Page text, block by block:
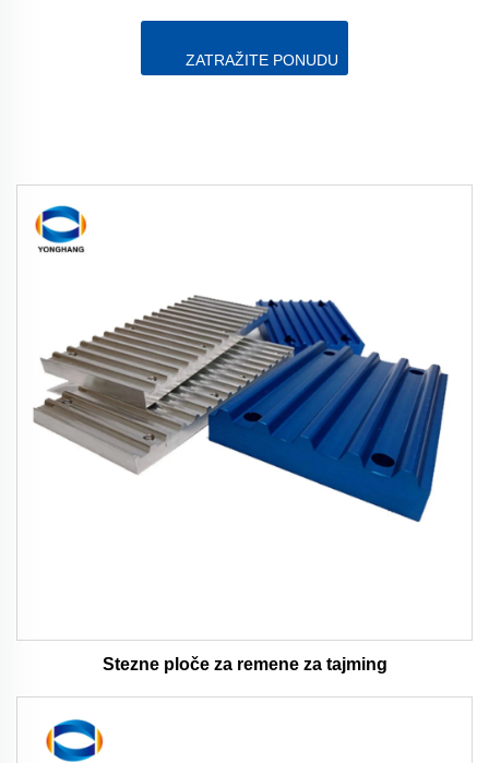
ZATRAŽITE PONUDU
Stezne ploče za remene za tajming